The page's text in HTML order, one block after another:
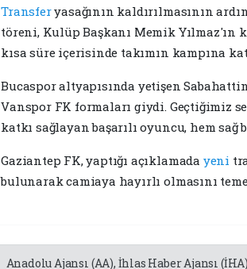
Transferyasağının kaldırılmasının
töreni, Kulüp Başkanı Memik Yılmaz'ın
kısa süre içerisinde takımın kampına
Bucaspor altyapısında yetişen
Vanspor FK formaları giydi. Geçtiğimiz
katkı sağlayan başarılı oyuncu, hem
Gaziantep FK, yaptığı açıklamada yeni
bulunarak camiaya hayırlı olmasını
Anadolu Ajansı (AA), İhlas Haber Ajansı